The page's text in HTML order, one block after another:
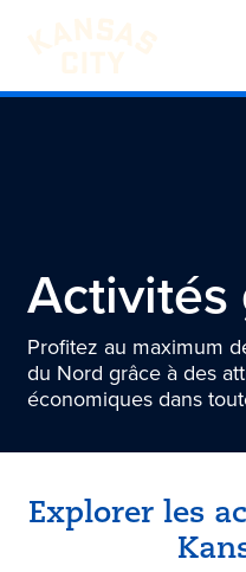
Visiter KC
Profitez au maximum
du Nord grâce à des
économiques dans
Explorer les